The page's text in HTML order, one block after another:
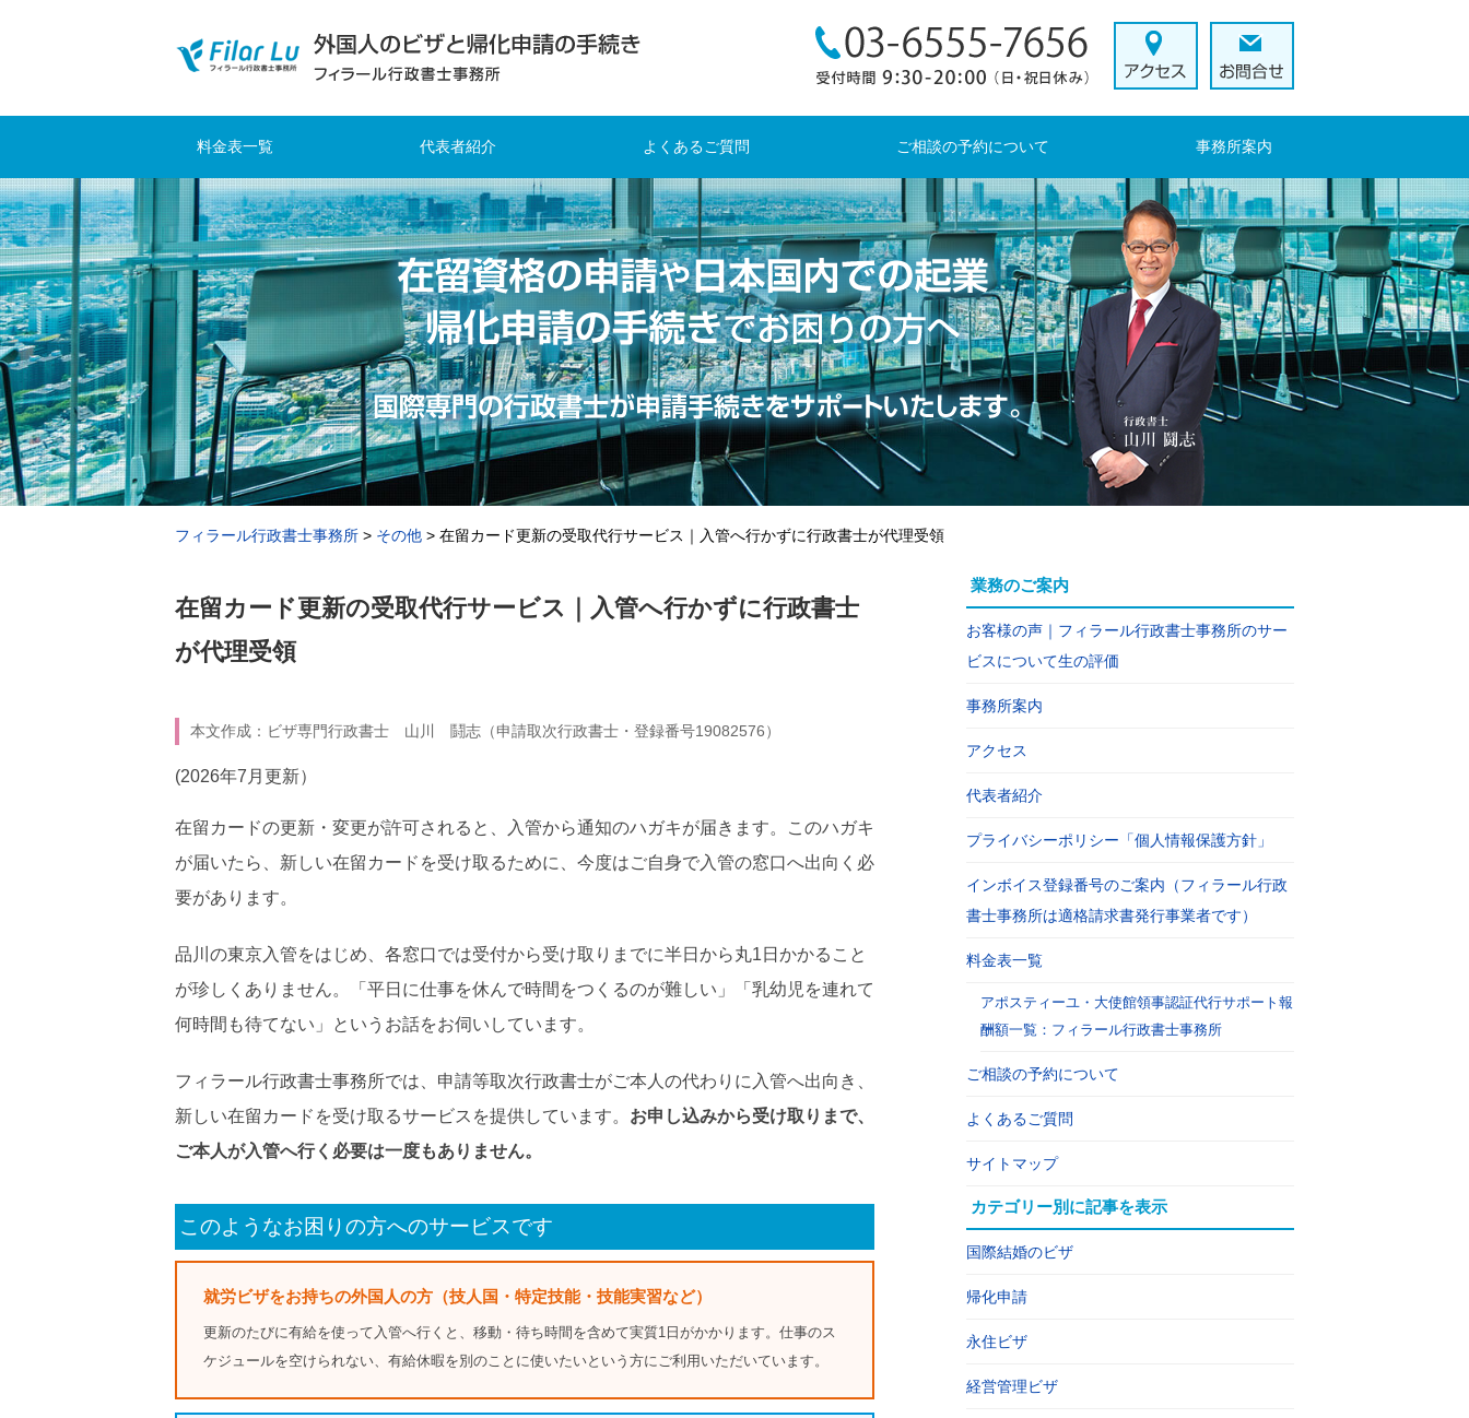
料金表一覧 代表者紹介 よくあるご質問 ご相談の予約について 事務所案内
フィラール行政書士事務所 > その他 > 在留カード更新の受取代行サービス｜入管へ行かずに行政書士が代理受領
在留カード更新の受取代行サービス｜入管へ行かずに行政書士
が代理受領
本文作成：ビザ専門行政書士 山川 鬪志（申請取次行政書士・登録番号19082576）
(2026年7月更新）
在留カードの更新・変更が許可されると、入管から通知のハガキが届きます。このハガキ
が届いたら、新しい在留カードを受け取るために、今度はご自身で入管の窓口へ出向く必
要があります。
品川の東京入管をはじめ、各窓口では受付から受け取りまでに半日から丸1日かかること
が珍しくありません。「平日に仕事を休んで時間をつくるのが難しい」「乳幼児を連れて
何時間も待てない」というお話をお伺いしています。
フィラール行政書士事務所では、申請等取次行政書士がご本人の代わりに入管へ出向き、
新しい在留カードを受け取るサービスを提供しています。 お申し込みから受け取りまで、
ご本人が入管へ行く必要は一度もありません。
このようなお困りの方へのサービスです
就労ビザをお持ちの外国人の方（技人国・特定技能・技能実習など）
更新のたびに有給を使って入管へ行くと、移動・待ち時間を含めて実質1日がかかります。仕事のス
ケジュールを空けられない、有給休暇を別のことに使いたいという方にご利用いただいています。
業務のご案内
お客様の声｜フィラール行政書士事務所のサー
ビスについて生の評価
事務所案内
アクセス
代表者紹介
プライバシーポリシー「個人情報保護方針」
インボイス登録番号のご案内（フィラール行政
書士事務所は適格請求書発行事業者です）
料金表一覧
アポスティーユ・大使館領事認証代行サポート報
酬額一覧：フィラール行政書士事務所
ご相談の予約について
よくあるご質問
サイトマップ
カテゴリー別に記事を表示
国際結婚のビザ
帰化申請
永住ビザ
経営管理ビザ